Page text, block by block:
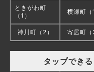
ときがわ町
（1）
横瀬町（
神川町（2） 寄居町（
タップでき